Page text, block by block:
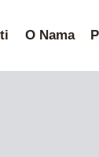
O Nama